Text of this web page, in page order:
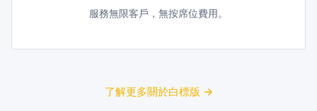
服務無限客戶，無按席位費用。
了解更多關於白標版 →